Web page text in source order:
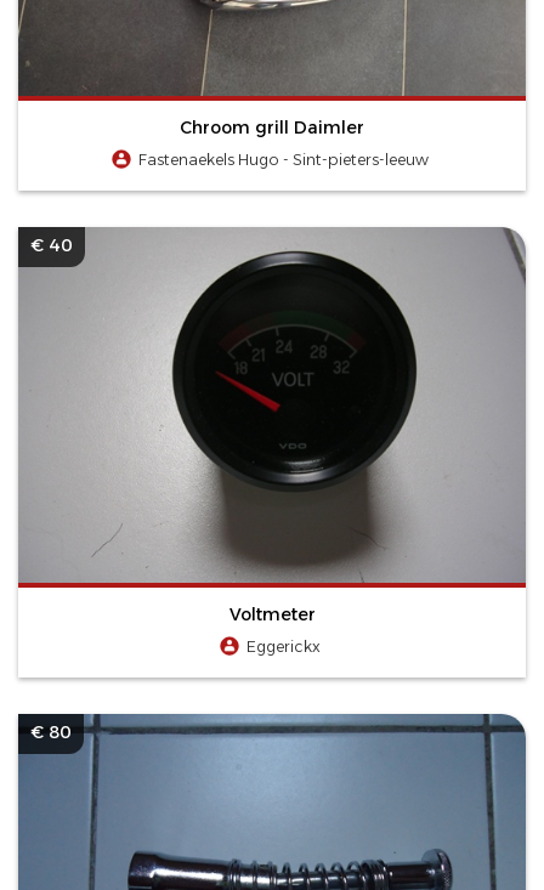
Chroom grill Daimler
Fastenaekels Hugo - Sint-pieters-leeuw
€ 40
Voltmeter
Eggerickx
€ 80